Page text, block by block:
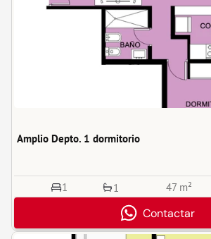
Amplio Depto. 1 dormitorio
1 1 47 m²
Contactar